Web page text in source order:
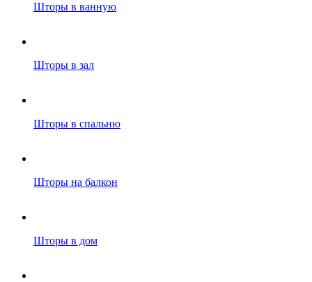
Шторы в ванную
Шторы в зал
Шторы в спальню
Шторы на балкон
Шторы в дом